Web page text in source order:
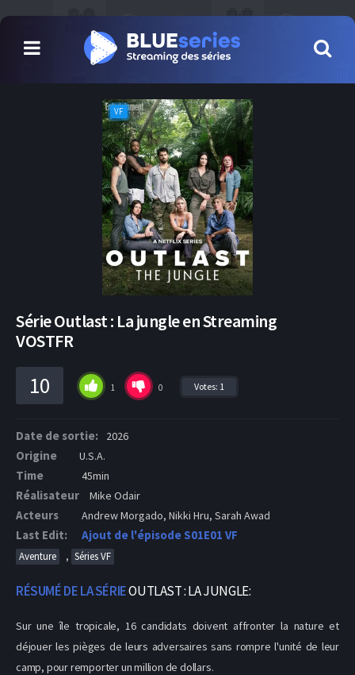
VF
Série Outlast : La jungle en Streaming
VOSTFR
10 1 0 Votes: 1
Date de sortie: 2026
Origine U.S.A.
Time 45min
Réalisateur Mike Odair
Acteurs Andrew Morgado, Nikki Hru, Sarah Awad
Last Edit: Ajout de l'épisode S01E01 VF
Aventure , Séries VF
RÉSUMÉ DE LA SÉRIEOUTLAST : LA JUNGLE:
Sur une île tropicale, 16 candidats doivent affronter la nature et
déjouer les pièges de leurs adversaires sans rompre l'unité de leur
camp, pour remporter un million de dollars.